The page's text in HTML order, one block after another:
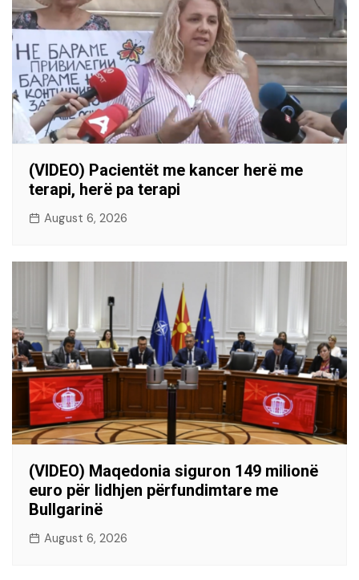
(VIDEO) Pacientët me kancer herë me
terapi, herë pa terapi
August 6, 2026
(VIDEO) Maqedonia siguron 149 milionë
euro për lidhjen përfundimtare me
Bullgarinë
August 6, 2026